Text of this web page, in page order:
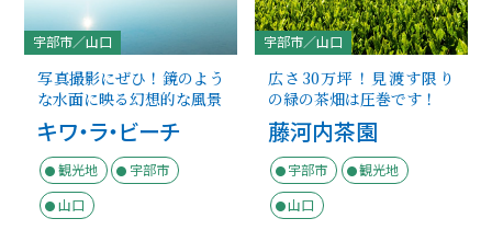
宇部市／山口
写真撮影にぜひ！鏡のよう
な水面に映る幻想的な風景
キワ・ラ・ビーチ
観光地
宇部市
山口
宇部市／山口
広さ30万坪！見渡す限り
の緑の茶畑は圧巻です！
藤河内茶園
宇部市
観光地
山口